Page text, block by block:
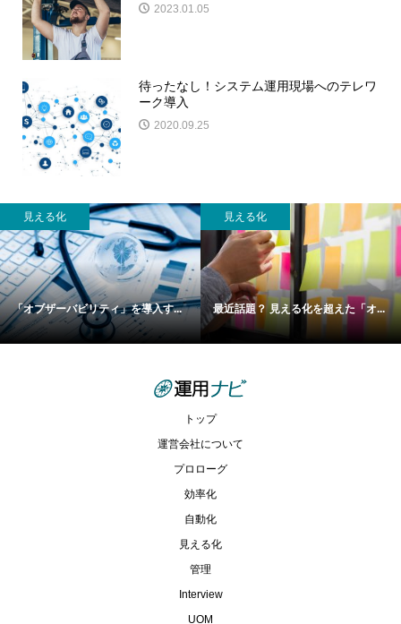
2023.01.05
待ったなし！システム運用現場へのテレワ
ーク導入
2020.09.25
見える化
「オブザーバビリティ」を導入す...
見える化
最近話題？ 見える化を超えた「オ...
トップ
運営会社について
プロローグ
効率化
自動化
見える化
管理
Interview
UOM